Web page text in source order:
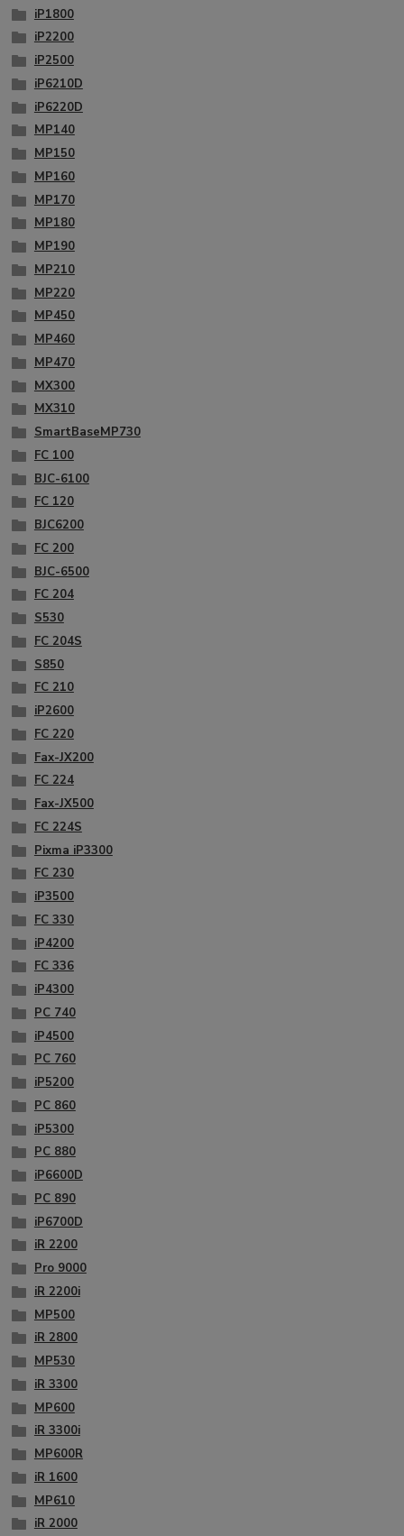
iP1800
iP2200
iP2500
iP6210D
iP6220D
MP140
MP150
MP160
MP170
MP180
MP190
MP210
MP220
MP450
MP460
MP470
MX300
MX310
SmartBaseMP730
FC 100
BJC-6100
FC 120
BJC6200
FC 200
BJC-6500
FC 204
S530
FC 204S
S850
FC 210
iP2600
FC 220
Fax-JX200
FC 224
Fax-JX500
FC 224S
Pixma iP3300
FC 230
iP3500
FC 330
iP4200
FC 336
iP4300
PC 740
iP4500
PC 760
iP5200
PC 860
iP5300
PC 880
iP6600D
PC 890
iP6700D
iR 2200
Pro 9000
iR 2200i
MP500
iR 2800
MP530
iR 3300
MP600
iR 3300i
MP600R
iR 1600
MP610
iR 2000